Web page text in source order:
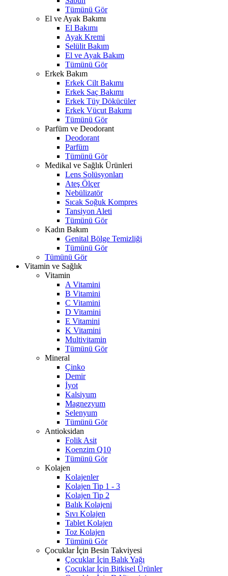
Tümünü Gör
El ve Ayak Bakımı
El Bakımı
Ayak Kremi
Selülit Bakım
El ve Ayak Bakım
Tümünü Gör
Erkek Bakım
Erkek Cilt Bakımı
Erkek Saç Bakımı
Erkek Tüy Dökücüler
Erkek Vücut Bakımı
Tümünü Gör
Parfüm ve Deodorant
Deodorant
Parfüm
Tümünü Gör
Medikal ve Sağlık Ürünleri
Lens Solüsyonları
Ateş Ölçer
Nebülizatör
Sıcak Soğuk Kompres
Tansiyon Aleti
Tümünü Gör
Kadın Bakım
Genital Bölge Temizliği
Tümünü Gör
Tümünü Gör
Vitamin ve Sağlık
Vitamin
A Vitamini
B Vitamini
C Vitamini
D Vitamini
E Vitamini
K Vitamini
Multivitamin
Tümünü Gör
Mineral
Çinko
Demir
İyot
Kalsiyum
Magnezyum
Selenyum
Tümünü Gör
Antioksidan
Folik Asit
Koenzim Q10
Tümünü Gör
Kolajen
Kolajenler
Kolajen Tip 1 - 3
Kolajen Tip 2
Balık Kolajeni
Sıvı Kolajen
Tablet Kolajen
Toz Kolajen
Tümünü Gör
Çocuklar İçin Besin Takviyesi
Çocuklar İçin Balık Yağı
Çocuklar İçin Bitkisel Ürünler